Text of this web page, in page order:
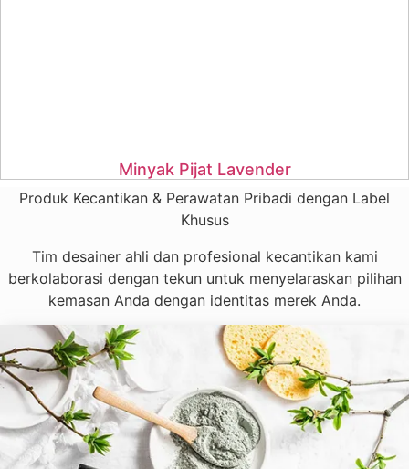
Minyak Pijat Lavender
Produk Kecantikan & Perawatan Pribadi dengan Label
Khusus
Tim desainer ahli dan profesional kecantikan kami
berkolaborasi dengan tekun untuk menyelaraskan pilihan
kemasan Anda dengan identitas merek Anda.